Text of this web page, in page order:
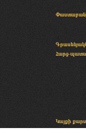
Հարց-
Կայքի